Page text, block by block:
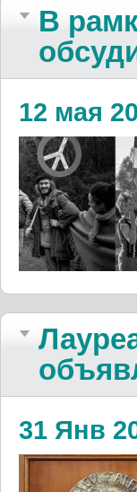
В
12 мая
31 Янв